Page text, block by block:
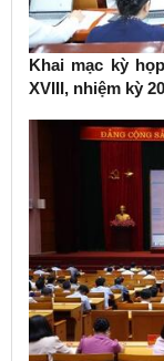
Khai mạc kỳ
XVIII, nhiệm kỳ